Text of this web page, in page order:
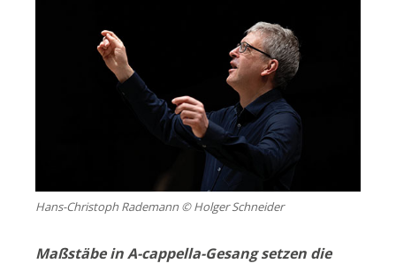
Hans-Christoph Rademann © Holger Schneider
Maßstäbe in A-cappella-Gesang setzen die